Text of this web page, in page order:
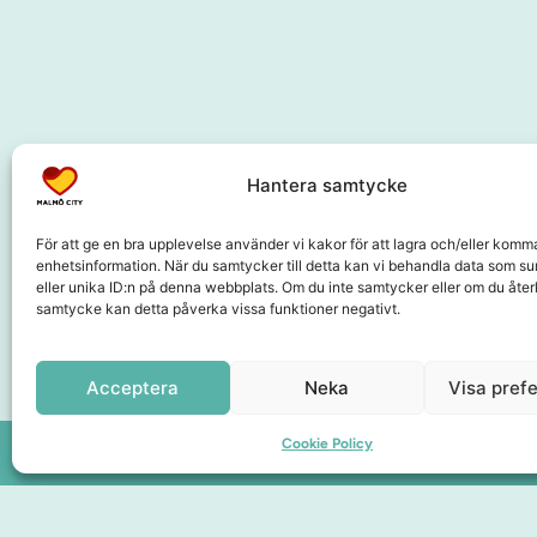
Hantera samtycke
För att ge en bra upplevelse använder vi kakor för att lagra och/eller
enhetsinformation. När du samtycker till detta kan vi behandla data som
eller unika ID:n på denna webbplats. Om du inte samtycker eller om du
samtycke kan detta påverka vissa funktioner negativt.
Acceptera Neka Visa
Cookie Policy
Samarbetspartners